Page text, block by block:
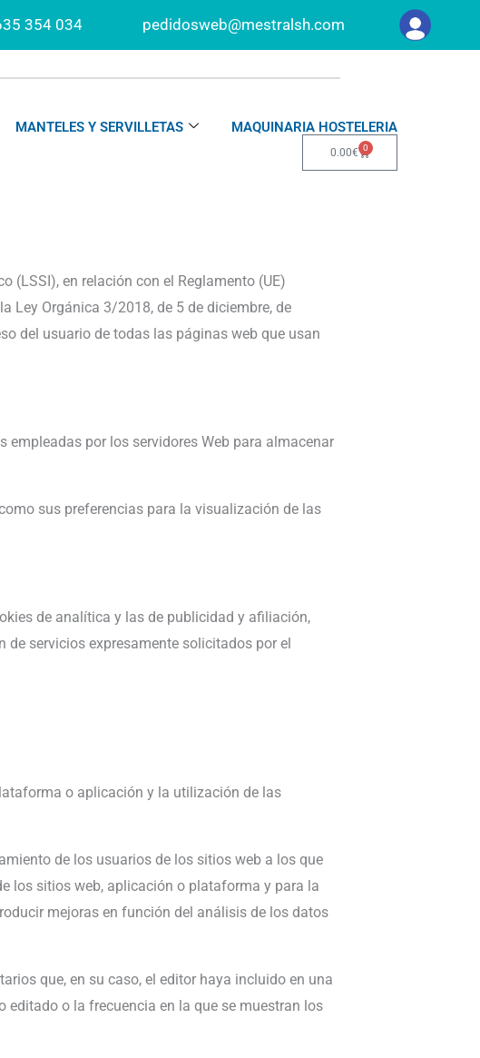
354 034 pedidosweb@mestralsh.com
MANTELES Y SERVILLETAS
MAQUINARIA HOSTELERIA
0.00€ 0
Carrito
(LSSI), en relación con el Reglamento (UE)
Ley Orgánica 3/2018, de 5 de diciembre, de
del usuario de todas las páginas web que usan
por los servidores Web para almacenar
sus preferencias para la visualización de las
de analítica y las de publicidad y afiliación,
servicios expresamente solicitados por el
o aplicación y la utilización de las
de los usuarios de los sitios web a los que
los sitios web, aplicación o plataforma y para la
mejoras en función del análisis de los datos
que, en su caso, el editor haya incluido en una
o la frecuencia en la que se muestran los